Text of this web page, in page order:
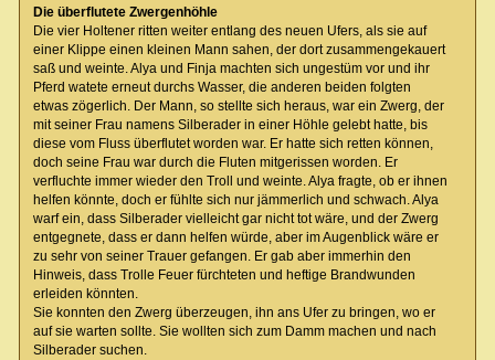
Die überflutete Zwergenhöhle
Die vier Holtener ritten weiter entlang des neuen Ufers, als sie auf
einer Klippe einen kleinen Mann sahen, der dort zusammengekauert
saß und weinte. Alya und Finja machten sich ungestüm vor und ihr
Pferd watete erneut durchs Wasser, die anderen beiden folgten
etwas zögerlich. Der Mann, so stellte sich heraus, war ein Zwerg, der
mit seiner Frau namens Silberader in einer Höhle gelebt hatte, bis
diese vom Fluss überflutet worden war. Er hatte sich retten können,
doch seine Frau war durch die Fluten mitgerissen worden. Er
verfluchte immer wieder den Troll und weinte. Alya fragte, ob er ihnen
helfen könnte, doch er fühlte sich nur jämmerlich und schwach. Alya
warf ein, dass Silberader vielleicht gar nicht tot wäre, und der Zwerg
entgegnete, dass er dann helfen würde, aber im Augenblick wäre er
zu sehr von seiner Trauer gefangen. Er gab aber immerhin den
Hinweis, dass Trolle Feuer fürchteten und heftige Brandwunden
erleiden könnten.
Sie konnten den Zwerg überzeugen, ihn ans Ufer zu bringen, wo er
auf sie warten sollte. Sie wollten sich zum Damm machen und nach
Silberader suchen.